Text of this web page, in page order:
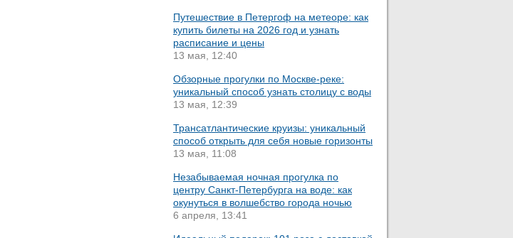
Путешествие в Петергоф на метеоре: как
купить билеты на 2026 год и узнать
расписание и цены
13 мая, 12:40
Обзорные прогулки по Москве-реке:
уникальный способ узнать столицу с воды
13 мая, 12:39
Трансатлантические круизы: уникальный
способ открыть для себя новые горизонты
13 мая, 11:08
Незабываемая ночная прогулка по
центру Санкт-Петербурга на воде: как
окунуться в волшебство города ночью
6 апреля, 13:41